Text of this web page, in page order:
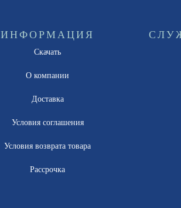
ИНФОРМАЦИЯ
Скачать
О компании
Доставка
Условия соглашения
Условия возврата товара
Рассрочка